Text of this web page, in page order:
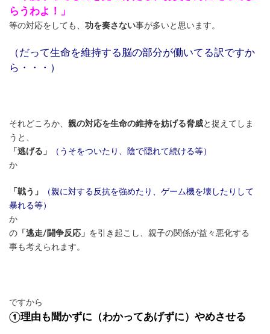
らうわよ！」
等の対応をしても、 功を奏さない事が多いと思います。
（だって生命を維持する脳の部分が働いてる訳ですか
ら・・・）
それどころか、 親の対応を生命の維持を妨げる脅威と捉えてしま
うと、
「逃げる」
（うそをついたり、陰で隠れて続ける等）
か
「戦う」
（親に対する反抗を強めたり、ゲーム機を壊したりして
暴れる等）
か
の 「逃走/闘争反応」 を引き起こし、親子の関係が益々悪化する
事も考えられます。
ですから
①理由も聞かずに（わかってあげずに）やめさせる